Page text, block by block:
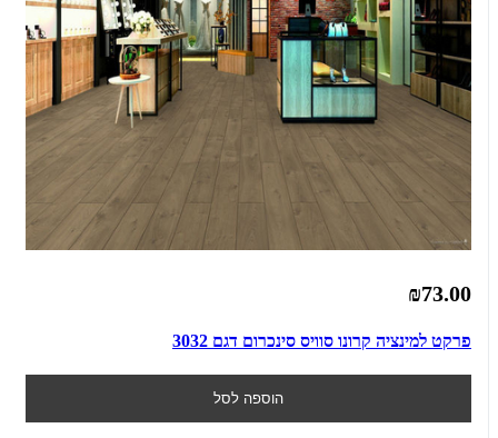
₪73.00
פרקט למינציה קרונו סוויס סינכרום דגם 3032
הוספה לסל